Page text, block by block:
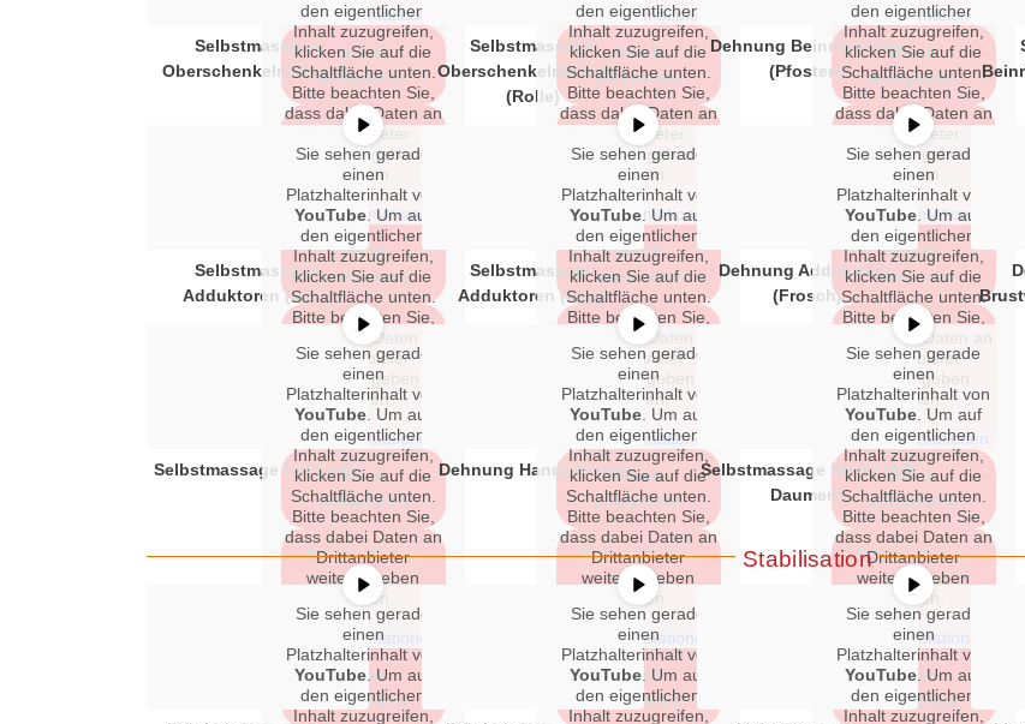
und Inhalte
entsperren
und Inhalte
entsperren
und Inhalte
entsperren
Mehr Informationen
Inhalt
entsperren
Erforderlichen
Service
akzeptieren
und Inhalte
entsperren
Mehr Informationen
Inhalt
entsperren
Erforderlichen
Service
akzeptieren
und Inhalte
entsperren
Mehr Informationen
Inhalt
entsperren
Erforderlichen
Service
akzeptieren
und Inhalte
entsperren
den eigentlichen
Inhalt zuzugreifen,
klicken Sie auf die
Schaltfläche unten.
Bitte beachten Sie,
dass dabei Daten an
Drittanbieter
weitergegeben
werden.
Mehr Informationen
Inhalt
entsperren
Erforderlichen
Service
akzeptieren
und Inhalte
entsperren
Selbstmassage
Oberschenkelrückseite
den eigentlichen
Inhalt zuzugreifen,
klicken Sie auf die
Schaltfläche unten.
Bitte beachten Sie,
dass dabei Daten an
Drittanbieter
weitergegeben
werden.
Mehr Informationen
Inhalt
entsperren
Erforderlichen
Service
akzeptieren
und Inhalte
entsperren
Selbstmassage
Oberschenkelrückseite
(Rolle)
den eigentlichen
Inhalt zuzugreifen,
klicken Sie auf die
Schaltfläche unten.
Bitte beachten Sie,
dass dabei Daten an
Drittanbieter
weitergegeben
werden.
Mehr Informationen
Inhalt
entsperren
Erforderlichen
Service
akzeptieren
und Inhalte
entsperren
Dehnung Beinrückseite
(Pfosten)
Sie sehen gerade
einen
Platzhalterinhalt von
YouTube. Um auf
den eigentlichen
Inhalt zuzugreifen,
klicken Sie auf die
Schaltfläche unten.
Bitte beachten Sie,
dass dabei Daten an
Drittanbieter
weitergegeben
werden.
Mehr Informationen
Inhalt
entsperren
Erforderlichen
Service
akzeptieren
und Inhalte
entsperren
Selbstmassage
Adduktoren (kurz)
Sie sehen gerade
einen
Platzhalterinhalt von
YouTube. Um auf
den eigentlichen
Inhalt zuzugreifen,
klicken Sie auf die
Schaltfläche unten.
Bitte beachten Sie,
dass dabei Daten an
Drittanbieter
weitergegeben
werden.
Mehr Informationen
Inhalt
entsperren
Erforderlichen
Service
akzeptieren
und Inhalte
entsperren
Selbstmassage
Adduktoren (lang)
Sie sehen gerade
einen
Platzhalterinhalt von
YouTube. Um auf
den eigentlichen
Inhalt zuzugreifen,
klicken Sie auf die
Schaltfläche unten.
Bitte beachten Sie,
dass dabei Daten an
Drittanbieter
weitergegeben
werden.
Mehr Informationen
Inhalt
entsperren
Erforderlichen
Service
akzeptieren
und Inhalte
entsperren
Dehnung Adduktoren
(Frosch)
Sie sehen gerade
einen
Platzhalterinhalt von
YouTube . Um auf
den eigentlichen
Inhalt zuzugreifen,
klicken Sie auf die
Schaltfläche unten.
Bitte beachten Sie,
dass dabei Daten an
Drittanbieter
weitergegeben
werden.
Mehr Informationen
Inhalt
entsperren
Selbstmassage Fußsohle
Sie sehen gerade
einen
Platzhalterinhalt von
YouTube . Um auf
den eigentlichen
Inhalt zuzugreifen,
klicken Sie auf die
Schaltfläche unten.
Bitte beachten Sie,
dass dabei Daten an
Drittanbieter
weitergegeben
werden.
Mehr Informationen
Inhalt
entsperren
Dehnung Handgelenke
Sie sehen gerade
einen
Platzhalterinhalt von
YouTube . Um auf
den eigentlichen
Inhalt zuzugreifen,
klicken Sie auf die
Schaltfläche unten.
Bitte beachten Sie,
dass dabei Daten an
Drittanbieter
weitergegeben
werden.
Mehr Informationen
Inhalt
entsperren
Selbstmassage Kiefer (mit
Daumen)
Stabilisation
Sie sehen gerade
einen
Platzhalterinhalt von
YouTube. Um auf
den eigentlichen
Inhalt zuzugreifen,
Sie sehen gerade
einen
Platzhalterinhalt von
YouTube. Um auf
den eigentlichen
Inhalt zuzugreifen,
Sie sehen gerade
einen
Platzhalterinhalt von
YouTube. Um auf
den eigentlichen
Inhalt zuzugreifen,